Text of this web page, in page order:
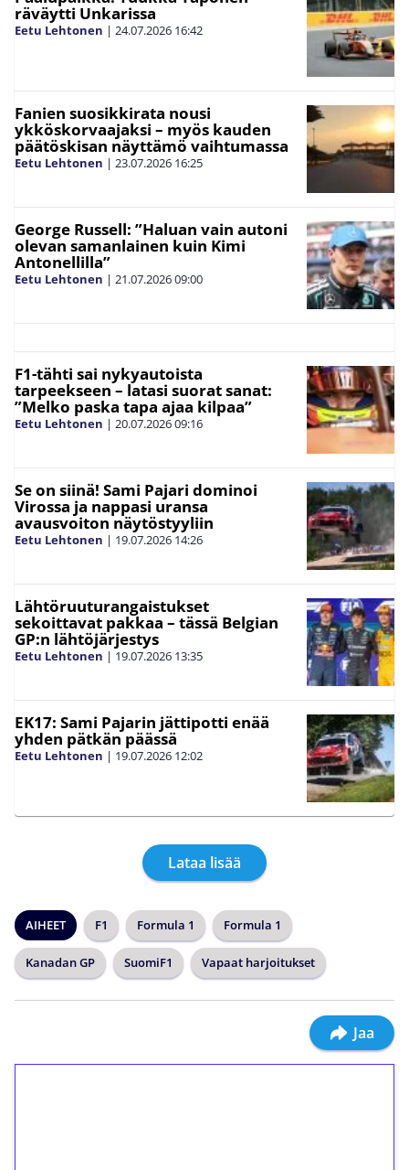
räväytti Unkarissa
Eetu Lehtonen | 24.07.2026 16:42
Fanien suosikkirata nousi
ykköskorvaajaksi – myös kauden
päätöskisan näyttämö vaihtumassa
Eetu Lehtonen | 23.07.2026 16:25
George Russell: ”Haluan vain autoni
olevan samanlainen kuin Kimi
Antonellilla”
Eetu Lehtonen | 21.07.202609:00
F1-tähti sai nykyautoista
tarpeekseen – latasi suorat sanat:
”Melko paska tapa ajaa kilpaa”
Eetu Lehtonen | 20.07.202609:16
Se on siinä! Sami Pajari dominoi
Virossa ja nappasi uransa
avausvoiton näytöstyyliin
Eetu Lehtonen | 19.07.2026 14:26
Lähtöruuturangaistukset
sekoittavat pakkaa – tässä Belgian
GP:n lähtöjärjestys
Eetu Lehtonen | 19.07.2026 13:35
EK17: Sami Pajarin jättipotti enää
yhden pätkän päässä
Eetu Lehtonen | 19.07.2026 12:02
Lataa lisää
AIHEET F1 Formula 1 Formula 1
Kanadan GP SuomiF1 Vapaat harjoitukset
Jaa